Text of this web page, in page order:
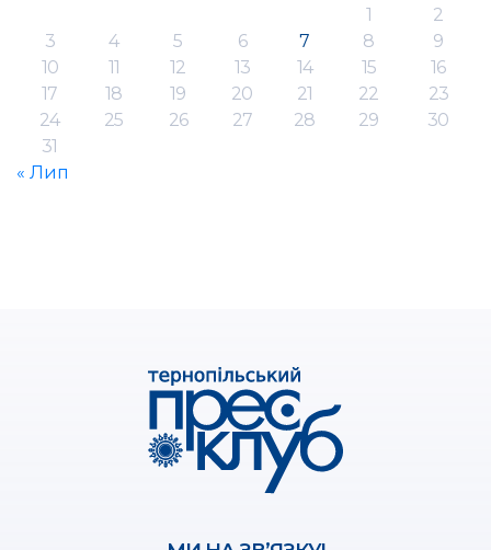
1
2
3
4 5 6 7 8
9
10
11 12 13 14 15
16
17
18 19 20 21 22
23
24
25 26 27 28 29
30
31
« Лип